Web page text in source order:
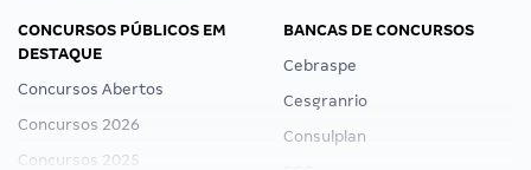
CONCURSOS PÚBLICOS EM
DESTAQUE
Concursos Abertos
Concursos 2026
Concursos 2025
BANCAS DE CONCURSOS
Cebraspe
Cesgranrio
Consulplan